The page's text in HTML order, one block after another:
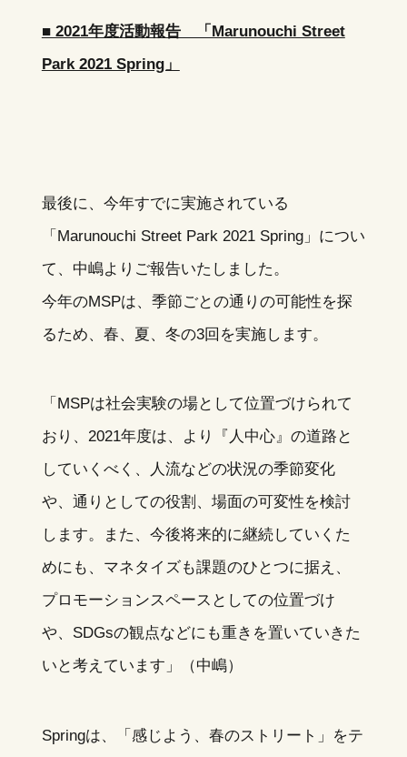
■ 2021年度活動報告 「Marunouchi Street
Park 2021 Spring」
最後に、今年すでに実施されている
「Marunouchi Street Park 2021 Spring」につい
て、中嶋よりご報告いたしました。
今年のMSPは、季節ごとの通りの可能性を探
るため、春、夏、冬の3回を実施します。
「MSPは社会実験の場として位置づけられて
おり、2021年度は、より『人中心』の道路と
していくべく、人流などの状況の季節変化
や、通りとしての役割、場面の可変性を検討
します。また、今後将来的に継続していくた
めにも、マネタイズも課題のひとつに据え、
プロモーションスペースとしての位置づけ
や、SDGsの観点などにも重きを置いていきた
いと考えています」（中嶋）
Springは、「感じよう、春のストリート」をテ